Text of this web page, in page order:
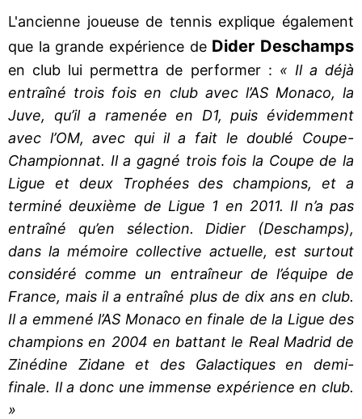
L'ancienne joueuse de tennis explique également
que la grande expérience de Dider Deschamps
en club lui permettra de performer : « Il a déjà
entraîné trois fois en club avec l’AS Monaco, la
Juve, qu’il a ramenée en D1, puis évidemment
avec l’OM, avec qui il a fait le doublé Coupe-
Championnat. Il a gagné trois fois la Coupe de la
Ligue et deux Trophées des champions, et a
terminé deuxième de Ligue 1 en 2011. Il n’a pas
entraîné qu’en sélection. Didier (Deschamps),
dans la mémoire collective actuelle, est surtout
considéré comme un entraîneur de l’équipe de
France, mais il a entraîné plus de dix ans en club.
Il a emmené l’AS Monaco en finale de la Ligue des
champions en 2004 en battant le Real Madrid de
Zinédine Zidane et des Galactiques en demi-
finale. Il a donc une immense expérience en club.
»